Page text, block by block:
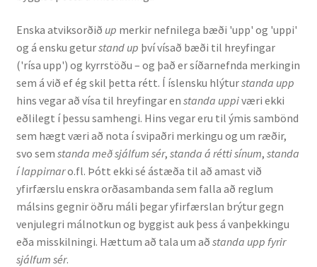
Blaðaefni
Administration
CV
Publications
Research
Enska atviksorðið up merkir nefnilega bæði 'upp' og 'uppi'
og á ensku geturstand up því vísað bæði til hreyfingar
('rísa upp') og kyrrstöðu – og það er síðarnefnda merkingin
sem á við ef ég skil þetta rétt. Í íslensku hlýturstanda upp
hins vegar að vísa til hreyfingar en standa uppiværi ekki
eðlilegt í þessu samhengi. Hins vegar eru til ýmis sambönd
sem hægt væri að nota í svipaðri merkingu og um ræðir,
svo sem standa með sjálfum sér, standa á rétti sínum, standa
í lappirnaro.fl. Þótt ekki sé ástæða til að amast við
yfirfærslu enskra orðasambanda sem falla að reglum
málsins gegnir öðru máli þegar yfirfærslan brýtur gegn
venjulegri málnotkun og byggist auk þess á vanþekkingu
eða misskilningi. Hættum að tala um að standa upp fyrir
sjálfum sér.